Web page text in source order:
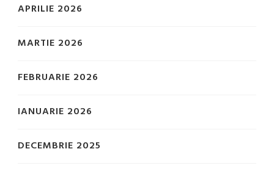
APRILIE 2026
MARTIE 2026
FEBRUARIE 2026
IANUARIE 2026
DECEMBRIE 2025